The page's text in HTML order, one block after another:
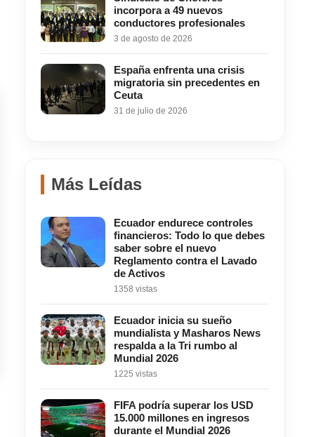
incorpora a 49 nuevos
conductores profesionales
3 de agosto de 2026
España enfrenta una crisis
migratoria sin precedentes en
Ceuta
31 de julio de 2026
Más Leídas
Ecuador endurece controles
financieros: Todo lo que debes
saber sobre el nuevo
Reglamento contra el Lavado
de Activos
1358 vistas
Ecuador inicia su sueño
mundialista y Masharos News
respalda a la Tri rumbo al
Mundial 2026
1225 vistas
FIFA podría superar los USD
15.000 millones en ingresos
durante el Mundial 2026